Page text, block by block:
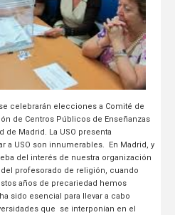
celebrarán elecciones a Comité de
de Centros Públicos de Enseñanzas
de Madrid. La USO presenta
a USO son innumerables. En Madrid, y
del interés de nuestra organización
profesorado de religión, cuando
años de precariedad hemos
sido esencial para llevar a cabo
que se interponían en el